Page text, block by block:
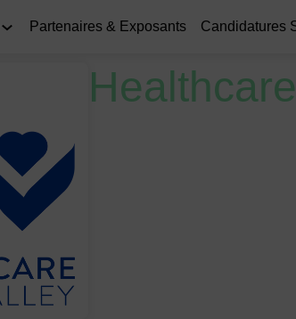
Partenaires & Exposants Candidatures